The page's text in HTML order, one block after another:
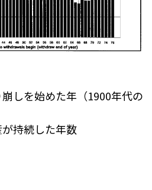
崩しを始めた年（1900年代の
が持続した年数